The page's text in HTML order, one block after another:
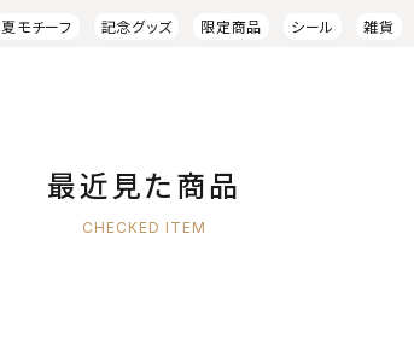
夏モチーフ 記念グッズ 限定商品 シール 雑貨
最近見た商品
CHECKED ITEM